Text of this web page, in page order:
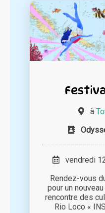
à
vendredi
Rendez-vous
pour un
rencontre des
Rio Loco «